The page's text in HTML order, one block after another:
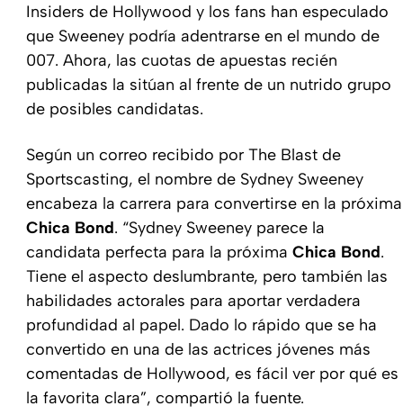
Insiders de Hollywood y los fans han especulado
que Sweeney podría adentrarse en el mundo de
007. Ahora, las cuotas de apuestas recién
publicadas la sitúan al frente de un nutrido grupo
de posibles candidatas.
Según un correo recibido por The Blast de
Sportscasting, el nombre de Sydney Sweeney
encabeza la carrera para convertirse en la próxima
Chica Bond. “Sydney Sweeney parece la
candidata perfecta para la próxima Chica Bond.
Tiene el aspecto deslumbrante, pero también las
habilidades actorales para aportar verdadera
profundidad al papel. Dado lo rápido que se ha
convertido en una de las actrices jóvenes más
comentadas de Hollywood, es fácil ver por qué es
la favorita clara”, compartió la fuente.